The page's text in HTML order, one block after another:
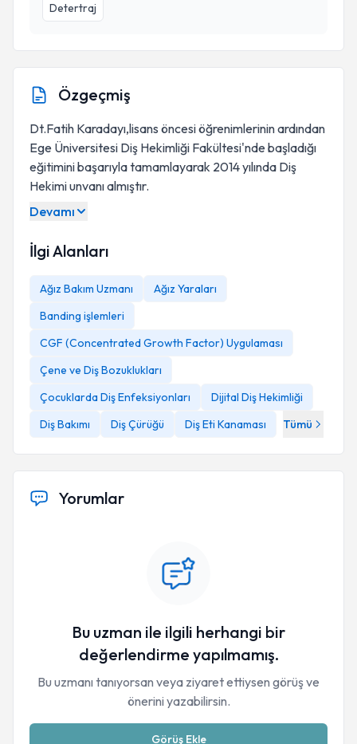
Detertraj
Özgeçmiş
Dt.Fatih Karadayı,lisans öncesi öğrenimlerinin ardından
Ege Üniversitesi Diş Hekimliği Fakültesi'nde başladığı
eğitimini başarıyla tamamlayarak 2014 yılında Diş
Hekimi unvanı almıştır.
Devamı
İlgi Alanları
Ağız Bakım Uzmanı
Ağız Yaraları
Banding işlemleri
CGF (Concentrated Growth Factor) Uygulaması
Çene ve Diş Bozuklukları
Çocuklarda Diş Enfeksiyonları
Dijital Diş Hekimliği
Diş Bakımı
Diş Çürüğü Diş Eti Kanaması Tümü
Yorumlar
Bu uzman ile ilgili herhangi bir
değerlendirme yapılmamış.
Bu uzmanı tanıyorsan veya ziyaret ettiysen görüş ve
önerini yazabilirsin.
Görüş Ekle